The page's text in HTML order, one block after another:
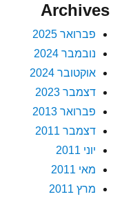
Archives
פברואר 2025
נובמבר 2024
אוקטובר 2024
דצמבר 2023
פברואר 2013
דצמבר 2011
יוני 2011
מאי 2011
מרץ 2011